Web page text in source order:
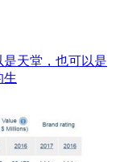
天堂，也可以是
生